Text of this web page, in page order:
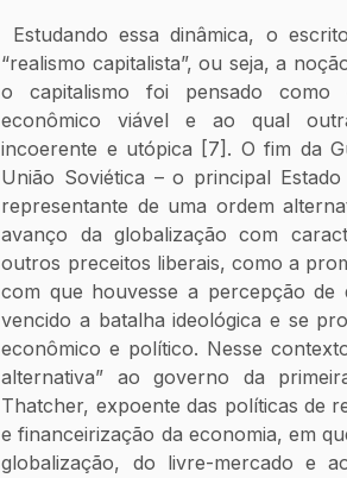
“realismo capitalista”, ou seja, a
o capitalismo foi pensado
econômico viável e ao qual
incoerente e utópica [7]. O fim da
União Soviética – o principal
representante de uma ordem
avanço da globalização com
outros preceitos liberais, como a
com que houvesse a percepção de
vencido a batalha ideológica e se
econômico e político. Nesse
alternativa” ao governo da
Thatcher, expoente das políticas de
e financeirização da economia, em
globalização, do livre-mercado e